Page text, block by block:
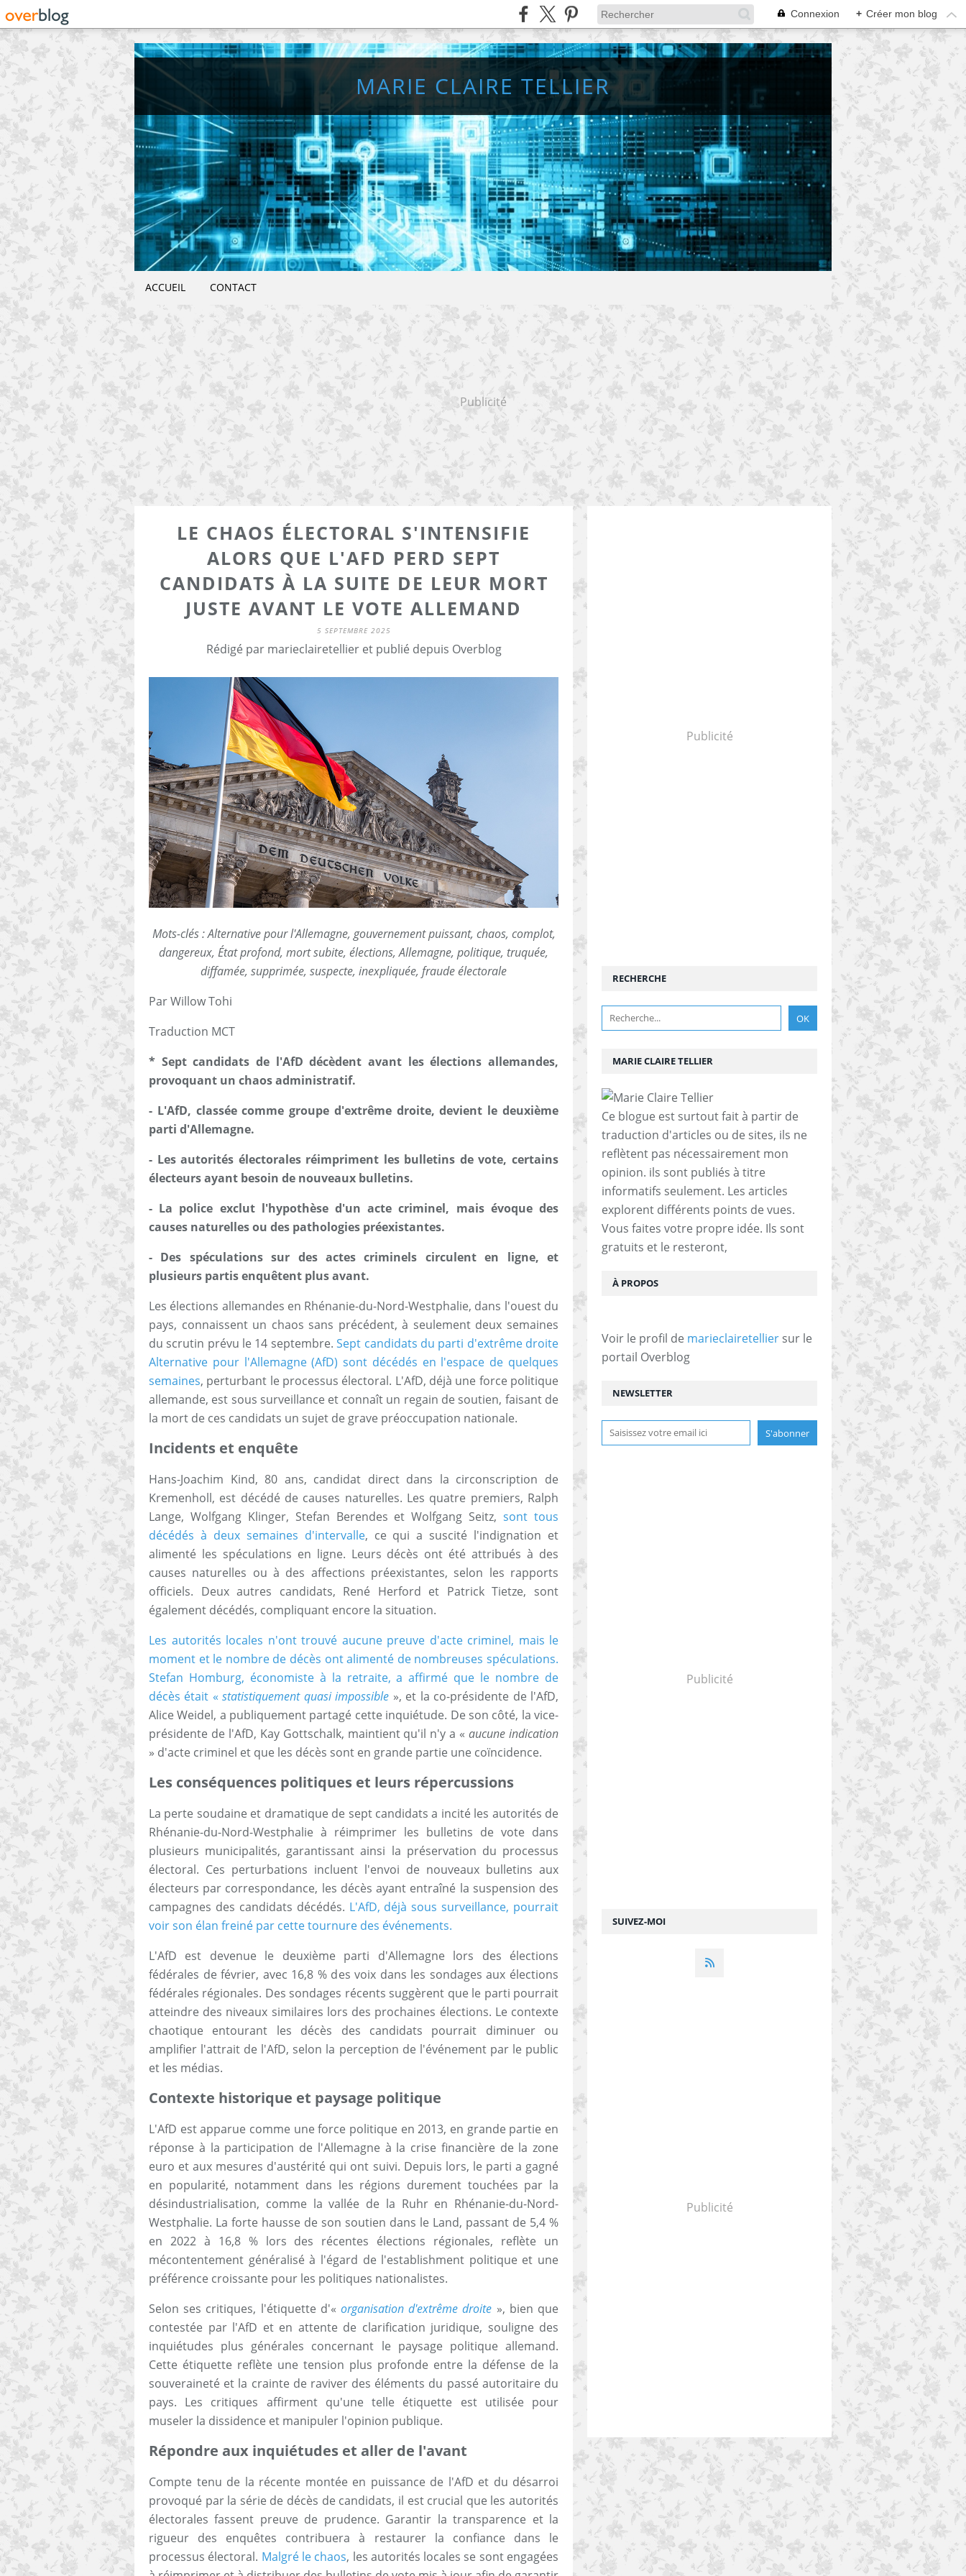
Connexion + Créer mon blog
MARIE CLAIRE TELLIER
ACCUEIL CONTACT
Publicité
LE CHAOS ÉLECTORAL S'INTENSIFIE
ALORS QUE L'AFD PERD SEPT
CANDIDATS À LA SUITE DE LEUR MORT
JUSTE AVANT LE VOTE ALLEMAND
5 SEPTEMBRE 2025
Rédigé par marieclairetellier et publié depuis Overblog
Mots-clés : Alternative pour l'Allemagne, gouvernement puissant, chaos, complot,
dangereux, État profond, mort subite, élections, Allemagne, politique, truquée,
diffamée, supprimée, suspecte, inexpliquée, fraude électorale
Par Willow Tohi
Traduction MCT
* Sept candidats de l'AfD décèdent avant les élections allemandes,
provoquant un chaos administratif.
- L'AfD, classée comme groupe d'extrême droite, devient le deuxième
parti d'Allemagne.
- Les autorités électorales réimpriment les bulletins de vote, certains
électeurs ayant besoin de nouveaux bulletins.
- La police exclut l'hypothèse d'un acte criminel, mais évoque des
causes naturelles ou des pathologies préexistantes.
- Des spéculations sur des actes criminels circulent en ligne, et
plusieurs partis enquêtent plus avant.
Les élections allemandes en Rhénanie-du-Nord-Westphalie, dans l'ouest du
pays, connaissent un chaos sans précédent, à seulement deux semaines
du scrutin prévu le 14 septembre.Sept candidats du parti d'extrême droite
Alternative pour l'Allemagne (AfD) sont décédés en l'espace de quelques
semaines, perturbant le processus électoral. L'AfD, déjà une force politique
allemande, est sous surveillance et connaît un regain de soutien, faisant de
la mort de ces candidats un sujet de grave préoccupation nationale.
Incidents et enquête
Hans-Joachim Kind, 80 ans, candidat direct dans la circonscription de
Kremenholl, est décédé de causes naturelles. Les quatre premiers, Ralph
Lange, Wolfgang Klinger, Stefan Berendes et Wolfgang Seitz,sont tous
décédés à deux semaines d'intervalle, ce qui a suscité l'indignation et
alimenté les spéculations en ligne. Leurs décès ont été attribués à des
causes naturelles ou à des affections préexistantes, selon les rapports
officiels. Deux autres candidats, René Herford et Patrick Tietze, sont
également décédés, compliquant encore la situation.
Les autorités locales n'ont trouvé aucune preuve d'acte criminel, mais le
moment et le nombre de décès ont alimenté de nombreuses spéculations.
Stefan Homburg, économiste à la retraite, a affirmé que le nombre de
décès était «statistiquement quasi impossible », et la co-présidente de l'AfD,
Alice Weidel, a publiquement partagé cette inquiétude. De son côté, la vice-
présidente de l'AfD, Kay Gottschalk, maintient qu'il n'y a «aucune indication
» d'acte criminel et que les décès sont en grande partie une coïncidence.
Les conséquences politiques et leurs répercussions
La perte soudaine et dramatique de sept candidats a incité les autorités de
Rhénanie-du-Nord-Westphalie à réimprimer les bulletins de vote dans
plusieurs municipalités, garantissant ainsi la préservation du processus
électoral. Ces perturbations incluent l'envoi de nouveaux bulletins aux
électeurs par correspondance, les décès ayant entraîné la suspension des
campagnes des candidats décédés. L'AfD, déjà sous surveillance, pourrait
voir son élan freiné par cette tournure des événements.
L'AfD est devenue le deuxième parti d'Allemagne lors des élections
fédérales de février, avec 16,8 % des voix dans les sondages aux élections
fédérales régionales. Des sondages récents suggèrent que le parti pourrait
atteindre des niveaux similaires lors des prochaines élections. Le contexte
chaotique entourant les décès des candidats pourrait diminuer ou
amplifier l'attrait de l'AfD, selon la perception de l'événement par le public
et les médias.
Contexte historique et paysage politique
L'AfD est apparue comme une force politique en 2013, en grande partie en
réponse à la participation de l'Allemagne à la crise financière de la zone
euro et aux mesures d'austérité qui ont suivi. Depuis lors, le parti a gagné
en popularité, notamment dans les régions durement touchées par la
désindustrialisation, comme la vallée de la Ruhr en Rhénanie-du-Nord-
Westphalie. La forte hausse de son soutien dans le Land, passant de 5,4 %
en 2022 à 16,8 % lors des récentes élections régionales, reflète un
mécontentement généralisé à l'égard de l'establishment politique et une
préférence croissante pour les politiques nationalistes.
Selon ses critiques, l'étiquette d'« organisation d'extrême droite », bien que
contestée par l'AfD et en attente de clarification juridique, souligne des
inquiétudes plus générales concernant le paysage politique allemand.
Cette étiquette reflète une tension plus profonde entre la défense de la
souveraineté et la crainte de raviver des éléments du passé autoritaire du
pays. Les critiques affirment qu'une telle étiquette est utilisée pour
museler la dissidence et manipuler l'opinion publique.
Répondre aux inquiétudes et aller de l'avant
Compte tenu de la récente montée en puissance de l'AfD et du désarroi
provoqué par la série de décès de candidats, il est crucial que les autorités
électorales fassent preuve de prudence. Garantir la transparence et la
rigueur des enquêtes contribuera à restaurer la confiance dans le
processus électoral. Malgré le chaos, les autorités locales se sont engagées
Publicité
NEWSLETTER
SUIVEZ-MOI
RECHERCHE
MARIE CLAIRE TELLIER
Ce blogue est surtout fait à partir de
traduction d'articles ou de sites, ils ne
reflètent pas nécessairement mon
opinion. ils sont publiés à titre
informatifs seulement. Les articles
explorent différents points de vues.
Vous faites votre propre idée. Ils sont
gratuits et le resteront,
À PROPOS
Voir le profil de marieclairetellier sur le
portail Overblog
Publicité
Publicité